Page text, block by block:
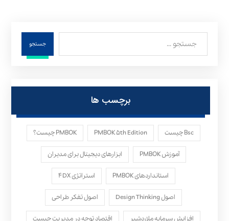
جستجو
برچسب ها
Bsc چیست PMBOK ۵th Edition PMBOK چیست؟
آموزش PMBOK ابزارهای دیجیتال برای مدیران
استانداردهای PMBOK استراتژی ۴DX
اصول Design Thinking اصول تفکر طراحی
افزایش سرمایه ملاردشیر اقتصاد توجه در مدیریت چیست